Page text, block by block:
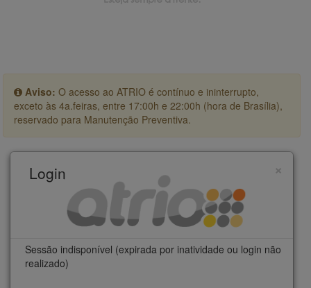
Aviso: O acesso ao ATRIO é contínuo e ininterrupto,
exceto às 4a.feiras, entre 17:00h e 22:00h (hora de Brasília),
reservado para Manutenção Preventiva.
×
Login
Sessão indisponível (expirada por inatividade ou login não
realizado)